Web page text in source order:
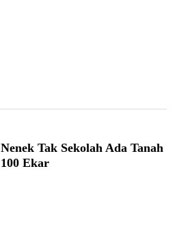
Nenek Tak Sekolah Ada Tanah
100 Ekar